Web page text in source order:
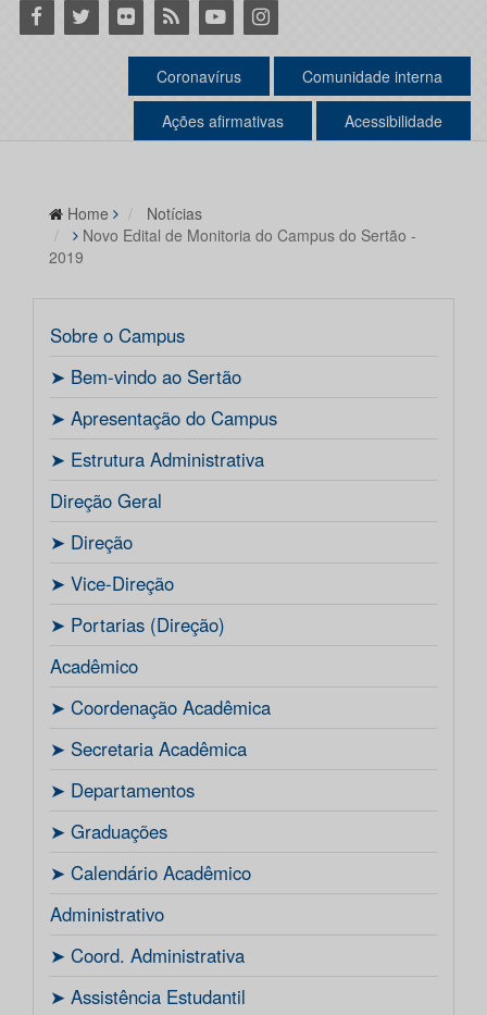
Facebook
Twitter Flickr RSS YoutubeInstagram
Coronavírus Comunidade interna
Ações afirmativas Acessibilidade
Home
Notícias
Novo Edital de Monitoria do Campus do Sertão -
2019
Sobre o Campus
ㅤ➤ Bem-vindo ao Sertão
ㅤ➤ Apresentação do Campus
ㅤ➤ Estrutura Administrativa
Direção Geral
ㅤ➤ Direção
ㅤ➤ Vice-Direção
ㅤ➤ Portarias (Direção)
Acadêmico
ㅤ➤ Coordenação Acadêmica
ㅤㅤ➤ Secretaria Acadêmica
ㅤ➤ Departamentos
ㅤ➤ Graduações
ㅤ➤ Calendário Acadêmico
Administrativo
ㅤ➤ Coord. Administrativa
ㅤ➤ Assistência Estudantil